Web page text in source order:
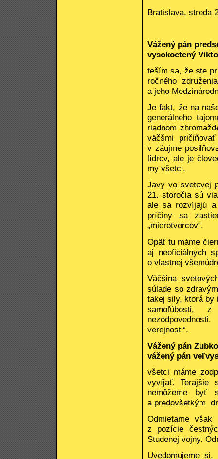
Bratislava, streda
Vážený pán
vysokoctený
teším sa, že ste
ročného
a jeho
Je fakt, že na
generálneho
riadnom
väčšmi
v záujme
lídrov, ale je
my všetci.
Javy vo svetovej
21. storočia sú
ale sa rozvíjajú a
príčiny sa
„mierotvorcov“.
Opäť tu máme
aj neoficiálnych
o vlastnej
Väčšina
súlade so
takej sily, ktorá by
samoľúbosti,
verejnosti“.
Vážený pán
vážený pán
všetci máme
vyvíjať. Terajšie
nemôžeme byť
a predovšetkým
Odmietame
z pozície
Studenej vojny.
Uvedomujeme